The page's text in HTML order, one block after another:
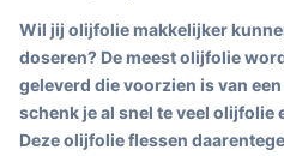
Wil jij olijfolie makkelijker
doseren? De meest olijfolie
geleverd die voorzien is van
schenk je al snel te veel olijfolie
Deze olijfolie flessen